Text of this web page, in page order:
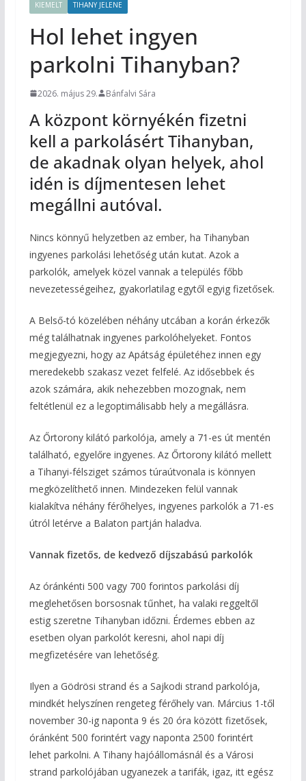
KIEMELT TIHANY JELENE
Hol lehet ingyen
parkolni Tihanyban?
2026. május 29. Bánfalvi Sára
A központ környékén fizetni
kell a parkolásért Tihanyban,
de akadnak olyan helyek, ahol
idén is díjmentesen lehet
megállni autóval.
Nincs könnyű helyzetben az ember, ha Tihanyban
ingyenes parkolási lehetőség után kutat. Azok a
parkolók, amelyek közel vannak a település főbb
nevezetességeihez, gyakorlatilag egytől egyig fizetősek.
A Belső-tó közelében néhány utcában a korán érkezők
még találhatnak ingyenes parkolóhelyeket. Fontos
megjegyezni, hogy az Apátság épületéhez innen egy
meredekebb szakasz vezet felfelé. Az idősebbek és
azok számára, akik nehezebben mozognak, nem
feltétlenül ez a legoptimálisabb hely a megállásra.
Az Őrtorony kilátó parkolója, amely a 71-es út mentén
található, egyelőre ingyenes. Az Őrtorony kilátó mellett
a Tihanyi-félsziget számos túraútvonala is könnyen
megközelíthető innen. Mindezeken felül vannak
kialakítva néhány férőhelyes, ingyenes parkolók a 71-es
útról letérve a Balaton partján haladva.
Vannak fizetős, de kedvező díjszabású parkolók
Az óránkénti 500 vagy 700 forintos parkolási díj
meglehetősen borsosnak tűnhet, ha valaki reggeltől
estig szeretne Tihanyban időzni. Érdemes ebben az
esetben olyan parkolót keresni, ahol napi díj
megfizetésére van lehetőség.
Ilyen a Gödrösi strand és a Sajkodi strand parkolója,
mindkét helyszínen rengeteg férőhely van. Március 1-től
november 30-ig naponta 9 és 20 óra között fizetősek,
óránként 500 forintért vagy naponta 2500 forintért
lehet parkolni. A Tihany hajóállomásnál és a Városi
strand parkolójában ugyanezek a tarifák, igaz, itt egész